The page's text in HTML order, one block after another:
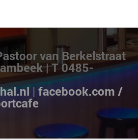
van Berkelstraat
| T 0485-
| facebook.com /